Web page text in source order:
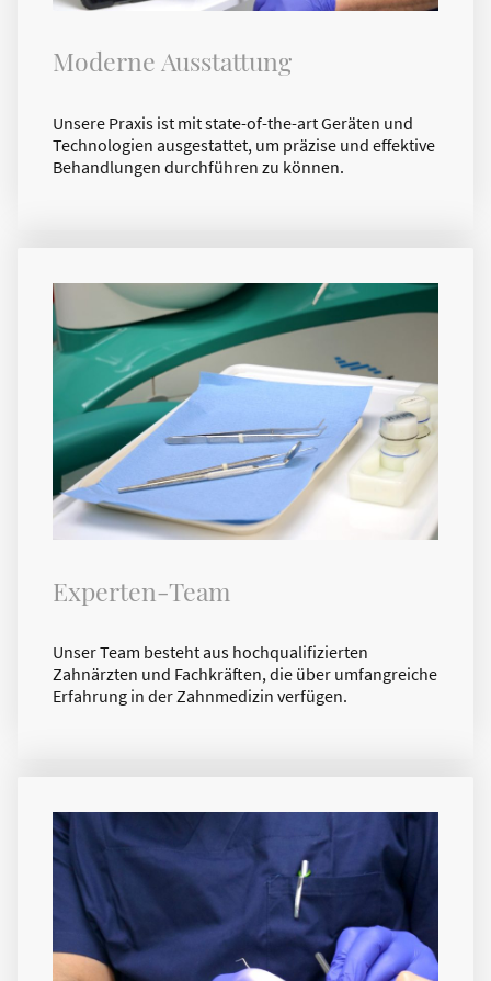
Moderne Ausstattung
Unsere Praxis ist mit state-of-the-art Geräten und
Technologien ausgestattet, um präzise und effektive
Behandlungen durchführen zu können.
Experten-Team
Unser Team besteht aus hochqualifizierten
Zahnärzten und Fachkräften, die über umfangreiche
Erfahrung in der Zahnmedizin verfügen.